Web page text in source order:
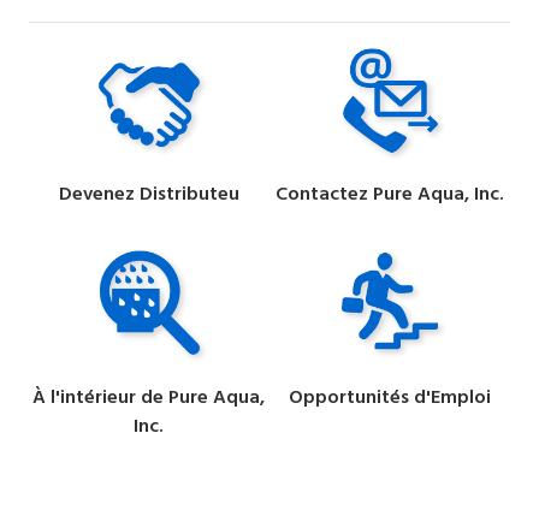
Devenez Distributeu Contactez Pure Aqua, Inc.
À l'intérieur de Pure Aqua,
Inc.
Opportunités d'Emploi